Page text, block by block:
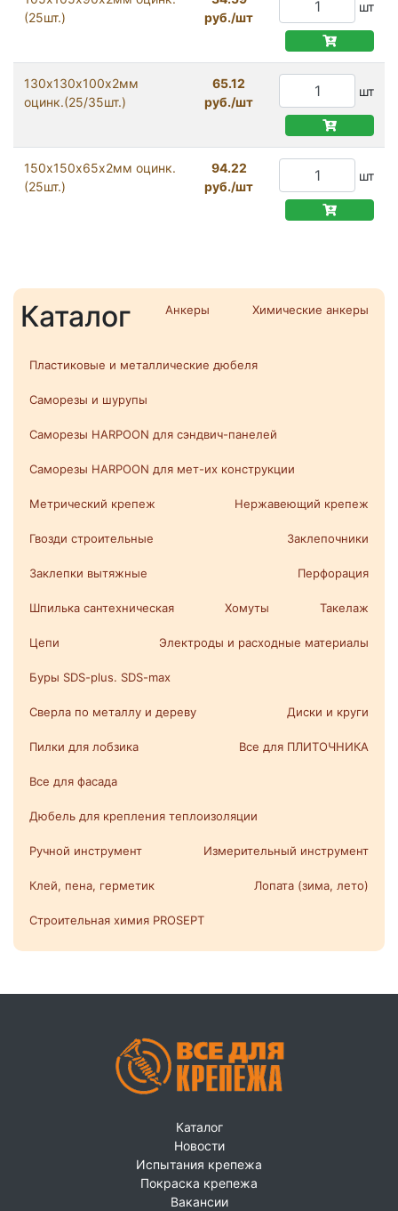
Каталог Анкеры Химические анкеры
Пластиковые и металлические дюбеля
Саморезы и шурупы
Саморезы HARPOON для сэндвич-панелей
Саморезы HARPOON для мет-их конструкции
Метрический крепеж Нержавеющий крепеж
Гвозди строительные Заклепочники
Заклепки вытяжные Перфорация
Шпилька сантехническая Хомуты Такелаж
Цепи Электроды и расходные материалы
Буры SDS-plus. SDS-max
Сверла по металлу и дереву Диски и круги
Пилки для лобзика Все для ПЛИТОЧНИКА
Все для фасада
Дюбель для крепления теплоизоляции
Ручной инструмент Измерительный инструмент
Клей, пена, герметик Лопата (зима, лето)
Строительная химия PROSEPT
(25шт.)
руб./шт
шт
130х130х100х2мм
оцинк.(25/35шт.)
65.12
руб./шт
шт
150х150х65х2мм оцинк.
(25шт.)
94.22
руб./шт
шт
Каталог
Новости
Испытания крепежа
Покраска крепежа
Вакансии